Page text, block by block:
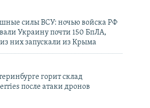
силы ВСУ: ночью войска РФ
Украину почти 150 БпЛА,
из них запускали из Крыма
горит склад
после атаки дронов